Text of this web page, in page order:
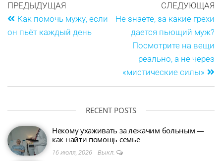
ПРЕДЫДУЩАЯ
Как помочь мужу, если
он пьёт каждый день
СЛЕДУЮЩАЯ
Не знаете, за какие грехи
дается пьющий муж?
Посмотрите на вещи
реально, а не через
«мистические силы»
RECENT POSTS
Некому ухаживать за лежачим больным —
как найти помощь семье
16 июля, 2026 Выкл.